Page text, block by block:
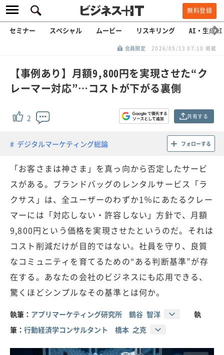
無料登録
セミナー スペシャル ムービー リスキリング AI・生成AI
会員限定 2026/05/13 07:10 掲載
【事例あり】月額9,800円を実現させた“ク
レーマー対応”…コストが下がる裏側
2 共有する
デジタルマーケティング総論 フォローする
「お客さまは神さま」を真っ向から否定したサービ
スがある。ブランドバッグのレンタルサービス「ラ
クサス」は、全ユーザーのわずか1％にあたるクレー
マーには「対応しない・許容しない」方針で、月額
9,800円という価格を実現させたというのだ。それは
コスト削減だけが目的ではない。社員を守り、良質
なコミュニティを育てるための“ある判断基準”が存
在する。あなたの会社のビジネスにも応用できる、
驚くほどシンプルなその基準とは何か。
執筆： アプリマーケティング研究所 鶴谷 智洋
執
筆： 行動経済学コンサルタント 橋本 之克